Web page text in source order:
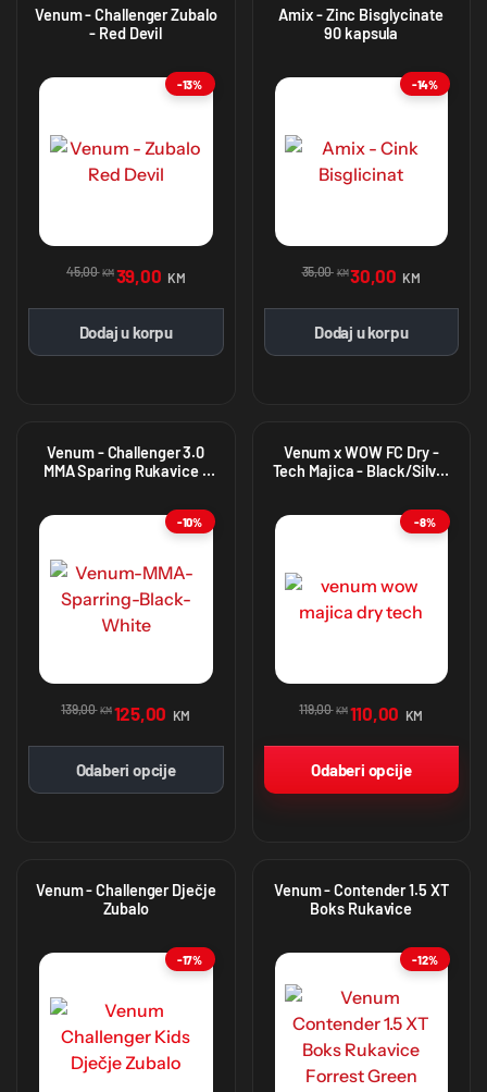
Venum - Challenger Zubalo
- Red Devil
-13%
45,00 KM 39,00 KM
Dodaj u korpu
Amix - Zinc Bisglycinate
90 kapsula
-14%
35,00 KM30,00 KM
Dodaj u korpu
Venum - Challenger 3.0
MMA Sparing Rukavice -
-10%
139,00 KM 125,00 KM
Odaberi opcije
Venum x WOW FC Dry -
Tech Majica - Black/Silver
-8%
119,00 KM 110,00 KM
Odaberi opcije
Venum - Challenger Dječje
Zubalo
-17%
Venum - Contender 1.5 XT
Boks Rukavice
-12%